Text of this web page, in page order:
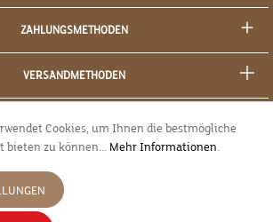
ZAHLUNGSMETHODEN
VERSANDMETHODEN
Cookies, um Ihnen die bestmögliche
bieten zu können... Mehr Informationen.